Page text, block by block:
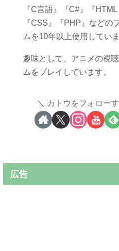
『C言語』『C#』『HTML
『CSS』『PHP』などの
ムを10年以上使用していま
趣味として、アニメの視
ムをプレイしています。
カトウをフォロー
広告